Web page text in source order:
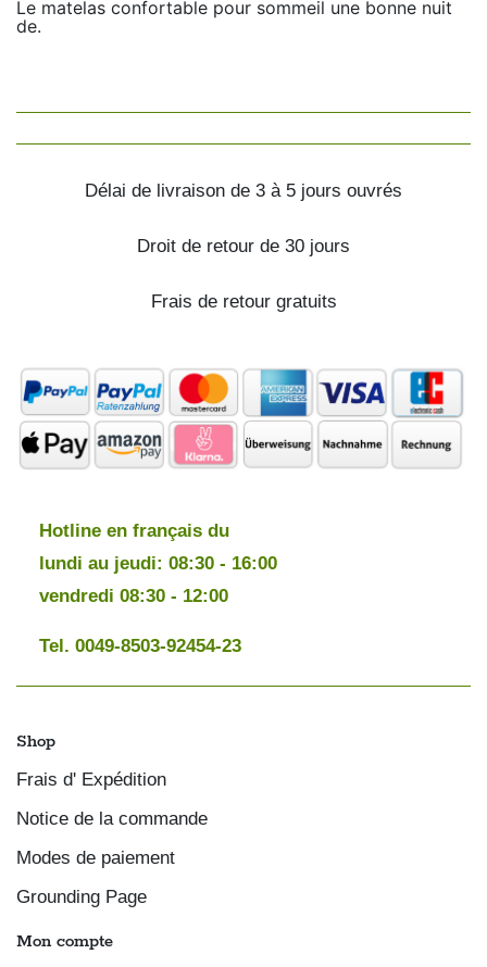
Le matelas confortable pour sommeil une bonne nuit
de.
Délai de livraison de 3 à 5 jours ouvrés
Droit de retour de 30 jours
Frais de retour gratuits
Hotline en français du
lundi au jeudi: 08:30 - 16:00
vendredi 08:30 - 12:00
Tel. 0049-8503-92454-23
Shop
Frais d' Expédition
Notice de la commande
Modes de paiement
Grounding Page
Mon compte